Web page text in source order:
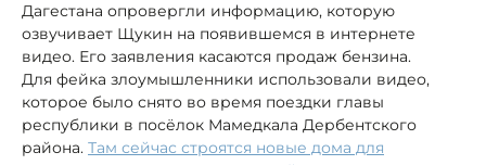
Дагестана опровергли информацию, которую
озвучивает Щукин на появившемся в интернете
видео. Его заявления касаются продаж бензина.
Для фейка злоумышленники использовали видео,
которое было снято во время поездки главы
республики в посёлок Мамедкала Дербентского
района. Там сейчас строятся новые дома для